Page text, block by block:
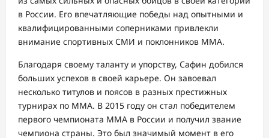
в России. Его впечатляющие победы над опытными и
квалифицированными соперниками привлекли
внимание спортивных СМИ и поклонников ММА.
Благодаря своему таланту и упорству, Сафин добился
больших успехов в своей карьере. Он завоевал
несколько титулов и поясов в разных престижных
турнирах по ММА. В 2015 году он стал победителем
первого чемпионата ММА в России и получил звание
чемпиона страны. Это был значимый момент в его